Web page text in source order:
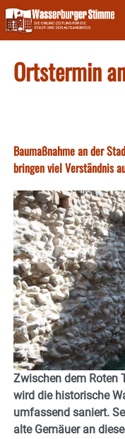
Skip
to
content
Ortstermin
Baumaßnahme an der
bringen viel Verständnis
Zwischen dem Roten
wird die historische
umfassend saniert.
alte Gemäuer an